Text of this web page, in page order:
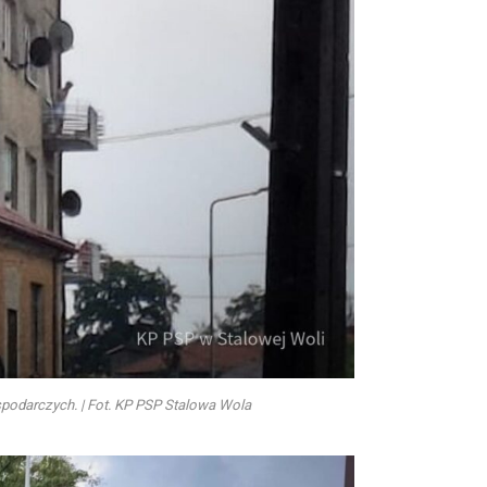
| Fot. KP PSP Stalowa Wola